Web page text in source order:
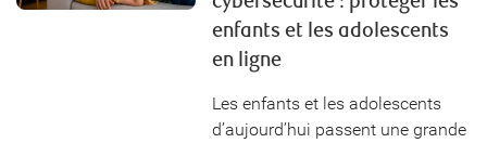
enfants et les adolescents
en ligne
Les enfants et les adolescents
d’aujourd’hui passent une grande